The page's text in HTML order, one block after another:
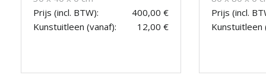
Prijs (incl. BTW):
400,00 €
Kunstuitleen (vanaf):
12,00 €
Prijs (incl.
Kunstuitleen